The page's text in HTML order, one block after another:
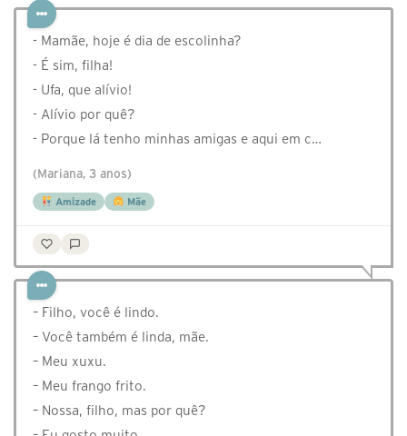
- Mamãe, hoje é dia de escolinha?
- É sim, filha!
- Ufa, que alívio!
- Alívio por quê?
- Porque lá tenho minhas amigas e aqui em c…
(Mariana, 3 anos)
Amizade Mãe
⁣– Filho, você é lindo.
– Você também é linda, mãe.
– Meu xuxu.
– Meu frango frito.
– Nossa, filho, mas por quê?